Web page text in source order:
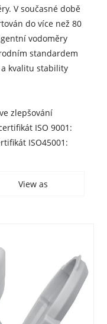
V současné době
do více než 80
vodoměry
standardem
kvalitu stability
zlepšování
ISO 9001:
ISO45001:
View as